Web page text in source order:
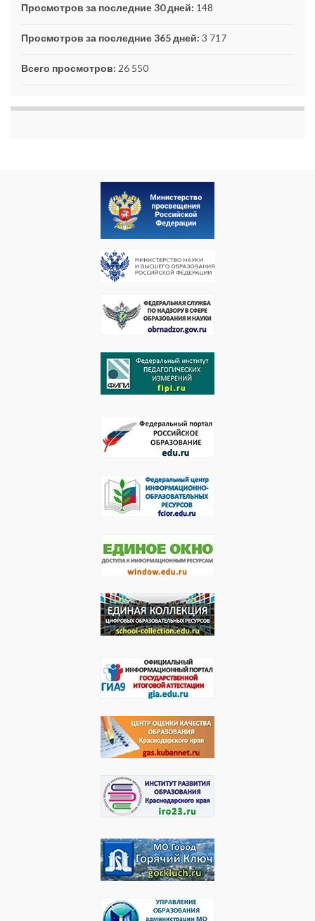
Просмотров за последние 30 дней: 148
Просмотров за последние 365 дней: 3 717
Всего просмотров: 26 550